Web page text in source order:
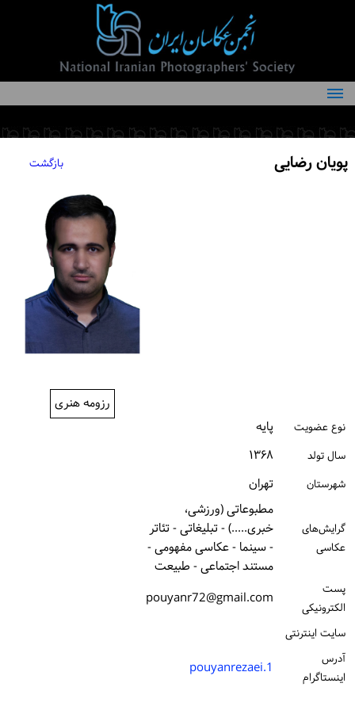
درباره انجمن
کمیته‌های انجمن
پویان رضایی بازگشت
رزومه هنری
نوع عضویت پایه
سال تولد ۱۳۶۸
شهرستان تهران
گرایش‌های
عکاسی
مطبوعاتی (ورزشی،
خبری.....) - تبلیغاتی - تئاتر
- سینما - عکاسی مفهومی -
مستند اجتماعی - طبیعت
پست
الكترونیكی
pouyanr72@gmail.com
سایت اینترنتی
آدرس
اینستاگرام
pouyanrezaei.1